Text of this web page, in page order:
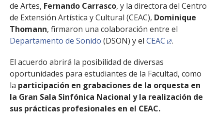
de Artes, Fernando Carrasco, y la directora del Centro
de Extensión Artística y Cultural (CEAC), Dominique
Thomann, firmaron una colaboración entre el
Departamento de Sonido (DSON) y el CEAC
.
El acuerdo abrirá la posibilidad de diversas
oportunidades para estudiantes de la Facultad, como
la participación en grabaciones de la orquesta en
la Gran Sala Sinfónica Nacional y la realización de
sus prácticas profesionales en el CEAC.